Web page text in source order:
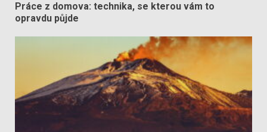
Práce z domova: technika, se kterou vám to
opravdu půjde